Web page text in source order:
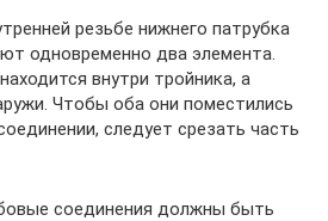
резьбе нижнего патрубка
одновременно два элемента.
внутри тройника, а
Чтобы оба они поместились
следует срезать часть
соединения должны быть